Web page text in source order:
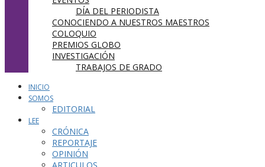
DÍA DEL PERIODISTA
CONOCIENDO A NUESTROS MAESTROS
COLOQUIO
PREMIOS GLOBO
INVESTIGACIÓN
TRABAJOS DE GRADO
INICIO
SOMOS
EDITORIAL
LEE
CRÓNICA
REPORTAJE
OPINIÓN